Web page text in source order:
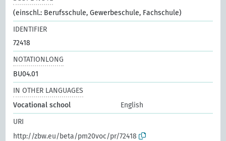
(einschl.: Berufsschule, Gewerbeschule, Fachschule)
IDENTIFIER
72418
NOTATIONLONG
BU04.01
IN OTHER LANGUAGES
Vocational school
English
URI
http://zbw.eu/beta/pm20voc/pr/72418